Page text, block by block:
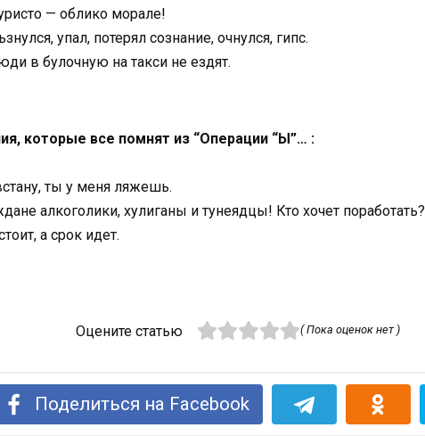
— облико морале!
упал, потерял сознание, очнулся, гипс.
в булочную на такси не ездят.
которые все помнят из “Операции “Ы”… :
ты у меня ляжешь.
алкоголики, хулиганы и тунеядцы! Кто хочет поработать?
а срок идет.
Оцените статью ( Пока оценок нет )
Поделиться на Facebook